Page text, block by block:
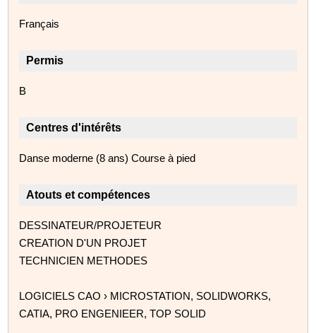
Français
Permis
B
Centres d'intérêts
Danse moderne (8 ans) Course à pied
Atouts et compétences
DESSINATEUR/PROJETEUR
CREATION D'UN PROJET
TECHNICIEN METHODES
LOGICIELS CAO › MICROSTATION, SOLIDWORKS,
CATIA, PRO ENGENIEER, TOP SOLID